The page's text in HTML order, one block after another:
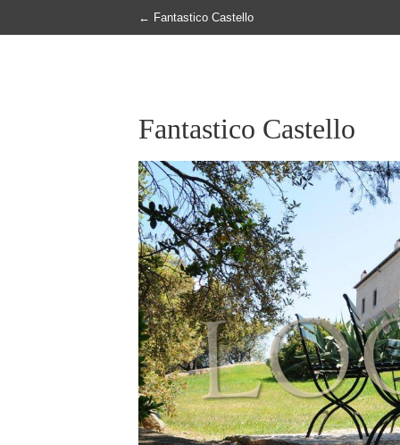
Fantastico Castello
← Fantastico Castello